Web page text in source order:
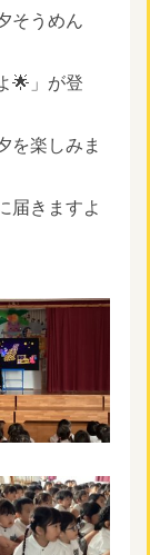
そうめん
🌟」が登
を楽しみま
届きますよ